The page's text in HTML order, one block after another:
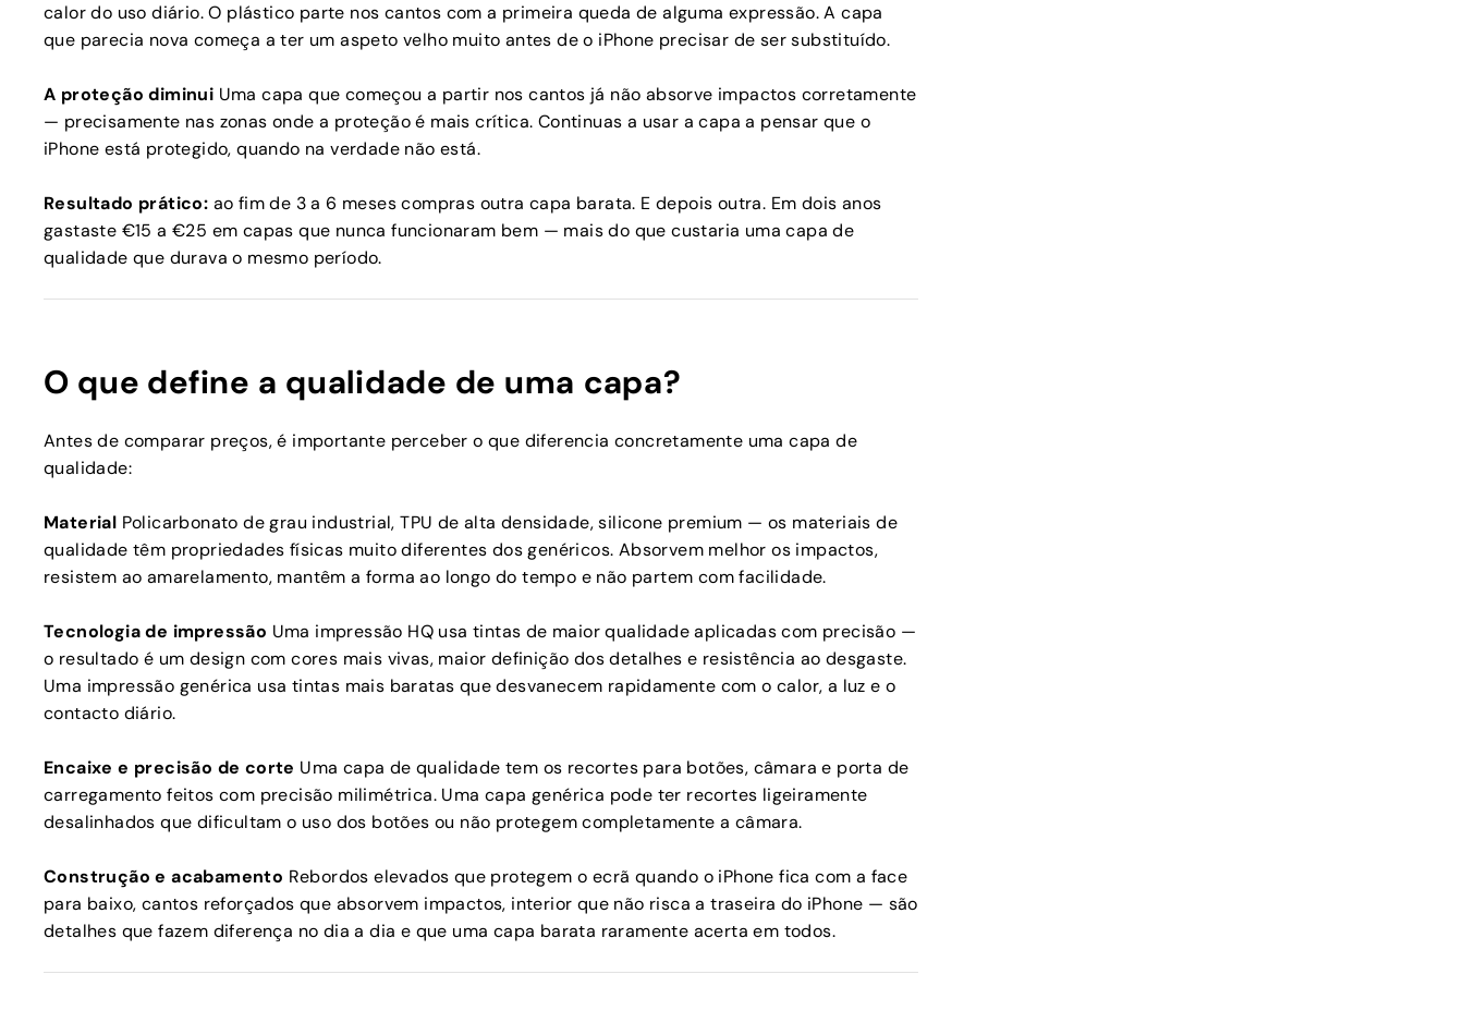
calor do uso diário. O plástico parte nos cantos com a primeira queda de alguma expressão. A capa
que parecia nova começa a ter um aspeto velho muito antes de o iPhone precisar de ser substituído.
A proteção diminui Uma capa que começou a partir nos cantos já não absorve impactos corretamente
— precisamente nas zonas onde a proteção é mais crítica. Continuas a usar a capa a pensar que o
iPhone está protegido, quando na verdade não está.
Resultado prático: ao fim de 3 a 6 meses compras outra capa barata. E depois outra. Em dois anos
gastaste €15 a €25 em capas que nunca funcionaram bem — mais do que custaria uma capa de
qualidade que durava o mesmo período.
O que define a qualidade de uma capa?
Antes de comparar preços, é importante perceber o que diferencia concretamente uma capa de
qualidade:
Material Policarbonato de grau industrial, TPU de alta densidade, silicone premium — os materiais de
qualidade têm propriedades físicas muito diferentes dos genéricos. Absorvem melhor os impactos,
resistem ao amarelamento, mantêm a forma ao longo do tempo e não partem com facilidade.
Tecnologia de impressão Uma impressão HQ usa tintas de maior qualidade aplicadas com precisão —
o resultado é um design com cores mais vivas, maior definição dos detalhes e resistência ao desgaste.
Uma impressão genérica usa tintas mais baratas que desvanecem rapidamente com o calor, a luz e o
contacto diário.
Encaixe e precisão de corte Uma capa de qualidade tem os recortes para botões, câmara e porta de
carregamento feitos com precisão milimétrica. Uma capa genérica pode ter recortes ligeiramente
desalinhados que dificultam o uso dos botões ou não protegem completamente a câmara.
Construção e acabamento Rebordos elevados que protegem o ecrã quando o iPhone fica com a face
para baixo, cantos reforçados que absorvem impactos, interior que não risca a traseira do iPhone — são
detalhes que fazem diferença no dia a dia e que uma capa barata raramente acerta em todos.